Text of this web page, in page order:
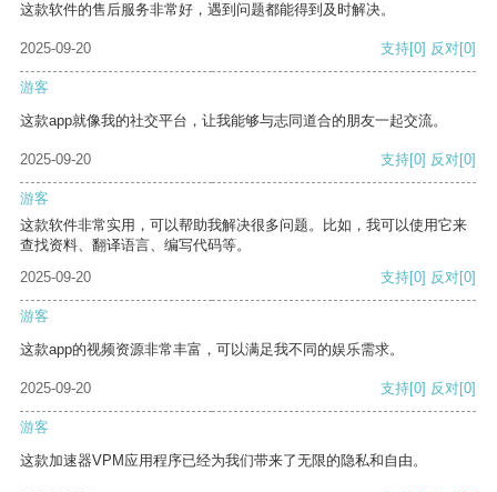
这款软件的售后服务非常好，遇到问题都能得到及时解决。
2025-09-20 支持[0] 反对[0]
游客
这款app就像我的社交平台，让我能够与志同道合的朋友一起交流。
2025-09-20 支持[0] 反对[0]
游客
这款软件非常实用，可以帮助我解决很多问题。比如，我可以使用它来
查找资料、翻译语言、编写代码等。
2025-09-20
支持[0] 反对[0]
游客
这款app的视频资源非常丰富，可以满足我不同的娱乐需求。
2025-09-20 支持[0] 反对[0]
游客
这款加速器VPM应用程序已经为我们带来了无限的隐私和自由。